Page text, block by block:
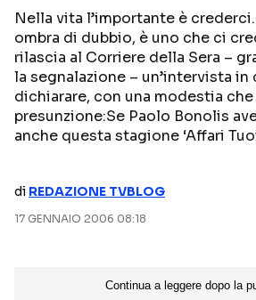
PROGRAMMI TV
PERSONAGGI TV
Streaming
AMAZON PRIME VIDEO
DISNEY+
Nella vita l’importante è crederci.
ombra di dubbio, è uno che ci
rilascia al Corriere della Sera –
la segnalazione – un’intervista
dichiarare, con una modestia
presunzione:Se Paolo Bonolis
anche questa stagione ‘Affari
di REDAZIONE TVBLOG
17 GENNAIO 2006 08:18